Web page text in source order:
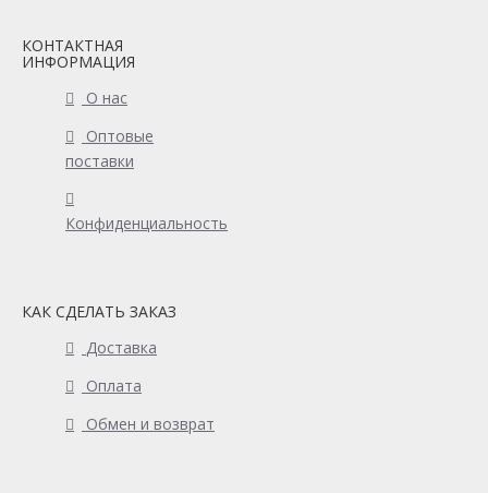
КОНТАКТНАЯ
ИНФОРМАЦИЯ
О нас
Оптовые
поставки
Конфиденциальность
КАК СДЕЛАТЬ ЗАКАЗ
Доставка
Оплата
Обмен и возврат